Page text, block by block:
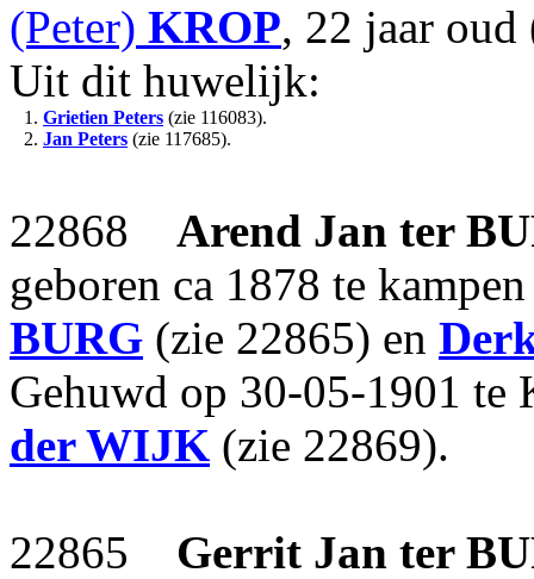
(Peter) KROP, 22 jaar
Uit dit huwelijk:
1. Grietien Peters (zie 116083).
2. Jan Peters (zie 117685).
22868 Arend Jan ter
geboren ca 1878 te
BURG (zie 22865) en
Gehuwd op 30-05-1901 te
der WIJK (zie 22869).
22865 Gerrit Jan ter